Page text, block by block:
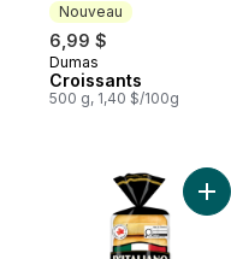
Nouveau
6,99 $
Nouveau
Dumas
Croissants
500 g, 1,40 $/100g